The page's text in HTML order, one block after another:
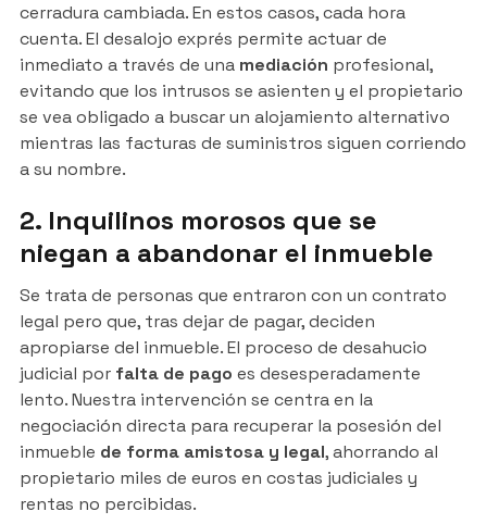
cerradura cambiada. En estos casos, cada hora
cuenta. El desalojo exprés permite actuar de
inmediato a través de una mediación profesional,
evitando que los intrusos se asienten y el propietario
se vea obligado a buscar un alojamiento alternativo
mientras las facturas de suministros siguen corriendo
a su nombre.
2. Inquilinos morosos que se
niegan a abandonar el inmueble
Se trata de personas que entraron con un contrato
legal pero que, tras dejar de pagar, deciden
apropiarse del inmueble. El proceso de desahucio
judicial porfalta de pago es desesperadamente
lento. Nuestra intervención se centra en la
negociación directa para recuperar la posesión del
inmueble de forma amistosa y legal, ahorrando al
propietario miles de euros en costas judiciales y
rentas no percibidas.